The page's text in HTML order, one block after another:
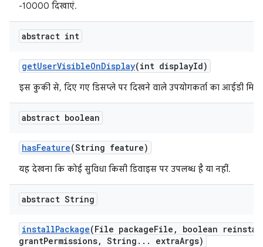
-10000 दिखाएं.
abstract int
getUserVisibleOnDisplay(int displayId)
इस कुकी से, दिए गए डिसप्ले पर दिखने वाले उपयोगकर्ता का आईडी
abstract boolean
hasFeature(String feature)
यह देखना कि कोई सुविधा किसी डिवाइस पर उपलब्ध है या नहीं.
abstract String
installPackage(File packageFile ,
boolean
grantPermissions, String . . . extraArgs)